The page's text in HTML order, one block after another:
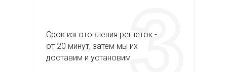
Срок изготовления решеток -
от 20 минут, затем мы их
доставим и установим